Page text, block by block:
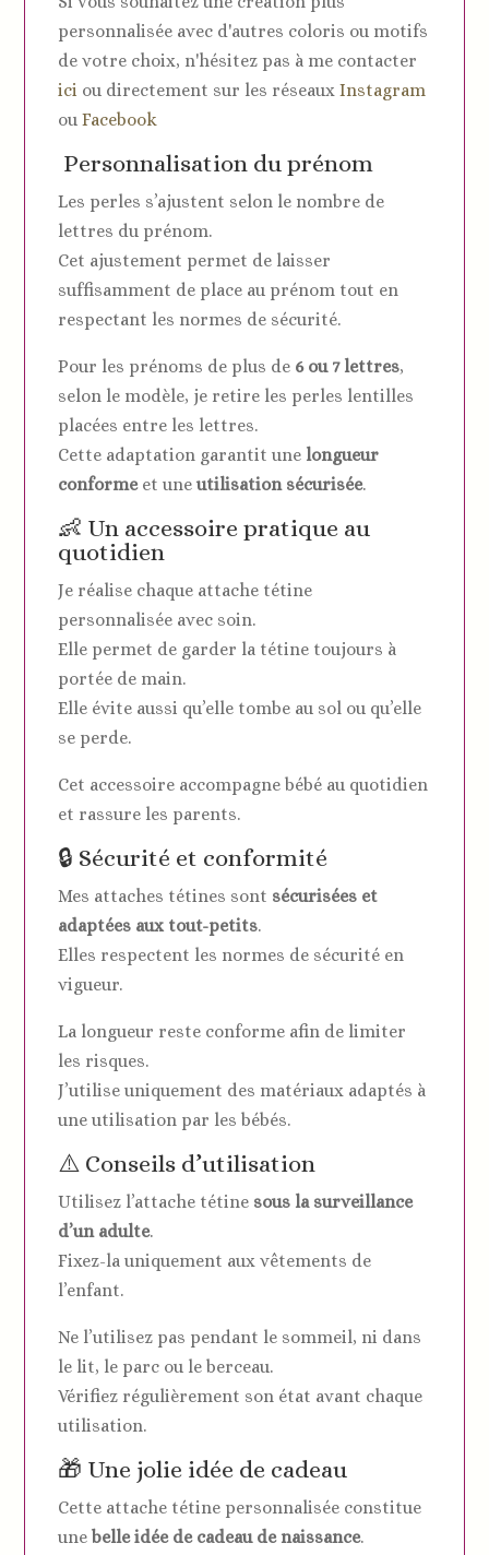
personnalisée avec d'autres coloris ou motifs
de votre choix, n'hésitez pas à me contacter
ici ou directement sur les réseauxInstagram
ouFacebook
Personnalisation du prénom
Les perles s’ajustent selon le nombre de
lettres du prénom.
Cet ajustement permet de laisser
suffisamment de place au prénom tout en
respectant les normes de sécurité.
Pour les prénoms de plus de 6 ou 7 lettres,
selon le modèle, je retire les perles lentilles
placées entre les lettres.
Cette adaptation garantit une longueur
conformeet uneutilisation sécurisée.
👶 Un accessoire pratique au
quotidien
Je réalise chaque attache tétine
personnalisée avec soin.
Elle permet de garder la tétine toujours à
portée de main.
Elle évite aussi qu’elle tombe au sol ou qu’elle
se perde.
Cet accessoire accompagne bébé au quotidien
et rassure les parents.
🔒 Sécurité et conformité
Mes attaches tétines sont sécurisées et
adaptées aux tout-petits.
Elles respectent les normes de sécurité en
vigueur.
La longueur reste conforme afin de limiter
les risques.
J’utilise uniquement des matériaux adaptés à
une utilisation par les bébés.
⚠️ Conseils d’utilisation
Utilisez l’attache tétine sous la surveillance
d’un adulte.
Fixez-la uniquement aux vêtements de
l’enfant.
Ne l’utilisez pas pendant le sommeil, ni dans
le lit, le parc ou le berceau.
Vérifiez régulièrement son état avant chaque
utilisation.
🎁 Une jolie idée de cadeau
Cette attache tétine personnalisée constitue
unebelle idée de cadeau de naissance.